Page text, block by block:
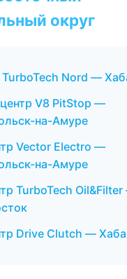
округ
TurboTech Nord —
V8 PitStop —
на-Амуре
Vector Electro —
на-Амуре
TurboTech
Drive Clutch —